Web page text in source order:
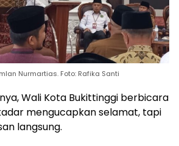
Nurmartias. Foto: Rafika Santi
Wali Kota Bukittinggi berbicara
mengucapkan selamat, tapi
langsung.